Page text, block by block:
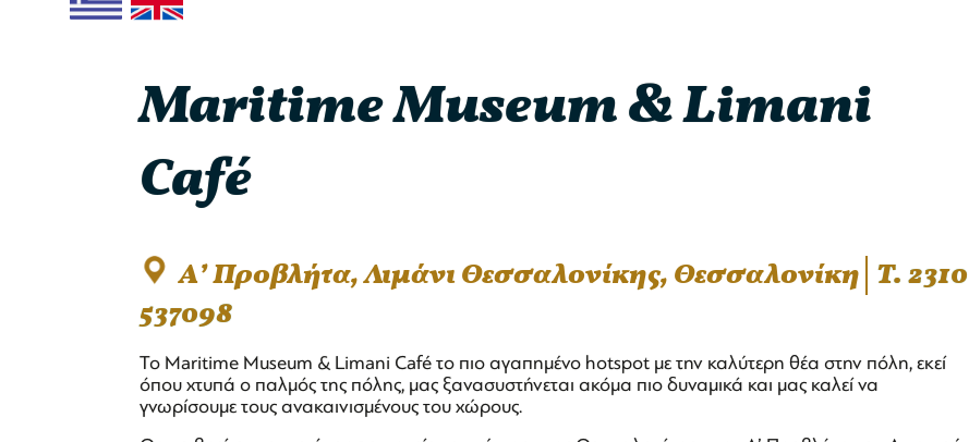
Maritime Museum & Limani
Café
Α’ Προβλήτα, Λιμάνι Θεσσαλονίκης, Θεσσαλονίκη T. 2310
537098
Το Maritime Museum & Limani Café το πιο αγαπημένο hotspot με την καλύτερη θέα στην πόλη, εκεί
όπου χτυπά ο παλμός της πόλης, μας ξανασυστήνεται ακόμα πιο δυναμικά και μας καλεί να
γνωρίσουμε τους ανακαινισμένους του χώρους.